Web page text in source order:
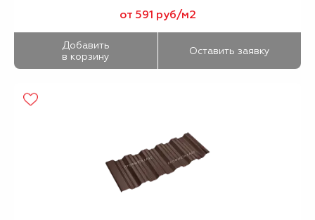
от 591 руб/м2
Добавить
в корзину
Оставить заявку